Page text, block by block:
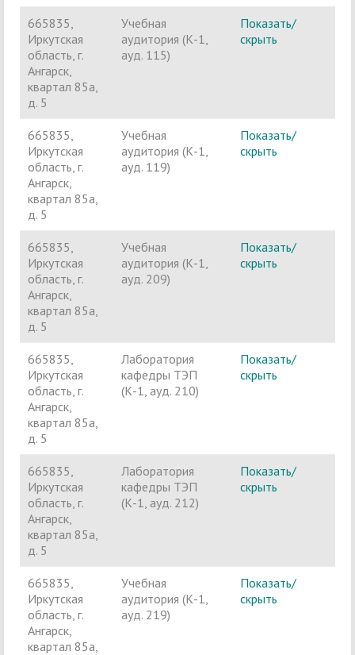
665835,
Иркутская
область, г.
Ангарск,
квартал 85а,
д. 5
Учебная
аудитория (К-1,
ауд. 115)
Показать/
скрыть
665835,
Иркутская
область, г.
Ангарск,
квартал 85а,
д. 5
Учебная
аудитория (К-1,
ауд. 119)
Показать/
скрыть
665835,
Иркутская
область, г.
Ангарск,
квартал 85а,
д. 5
Учебная
аудитория (К-1,
ауд. 209)
Показать/
скрыть
665835,
Иркутская
область, г.
Ангарск,
квартал 85а,
д. 5
Лаборатория
кафедры ТЭП
(К-1, ауд. 210)
Показать/
скрыть
665835,
Иркутская
область, г.
Ангарск,
квартал 85а,
д. 5
Лаборатория
кафедры ТЭП
(К-1, ауд. 212)
Показать/
скрыть
665835,
Иркутская
область, г.
Ангарск,
квартал 85а,
Учебная
аудитория (К-1,
ауд. 219)
Показать/
скрыть